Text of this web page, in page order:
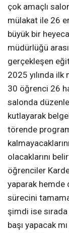
çok amaçlı
mülakat ile 26
büyük bir
müdürlüğü
gerçekleşen
2025 yılında ilk
30 öğrenci 26
salonda
kutlayarak
törende
olacaklarını
öğrenciler
yaparak hemde
sürecini
şimdi ise
başı yapacak